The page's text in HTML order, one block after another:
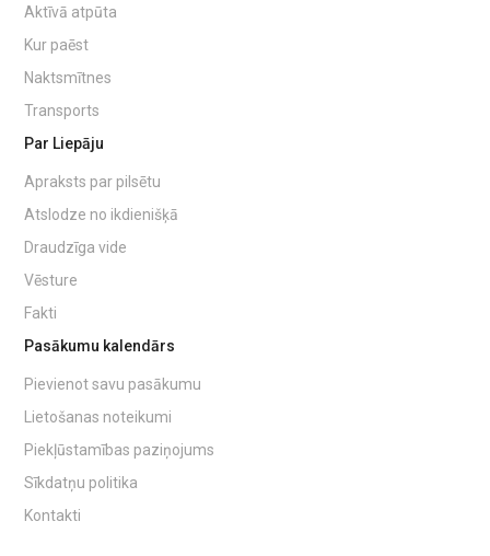
Aktīvā atpūta
Kur paēst
Naktsmītnes
Transports
Par Liepāju
Apraksts par pilsētu
Atslodze no ikdienišķā
Draudzīga vide
Vēsture
Fakti
Pasākumu kalendārs
Pievienot savu pasākumu
Lietošanas noteikumi
Piekļūstamības paziņojums
Sīkdatņu politika
Kontakti